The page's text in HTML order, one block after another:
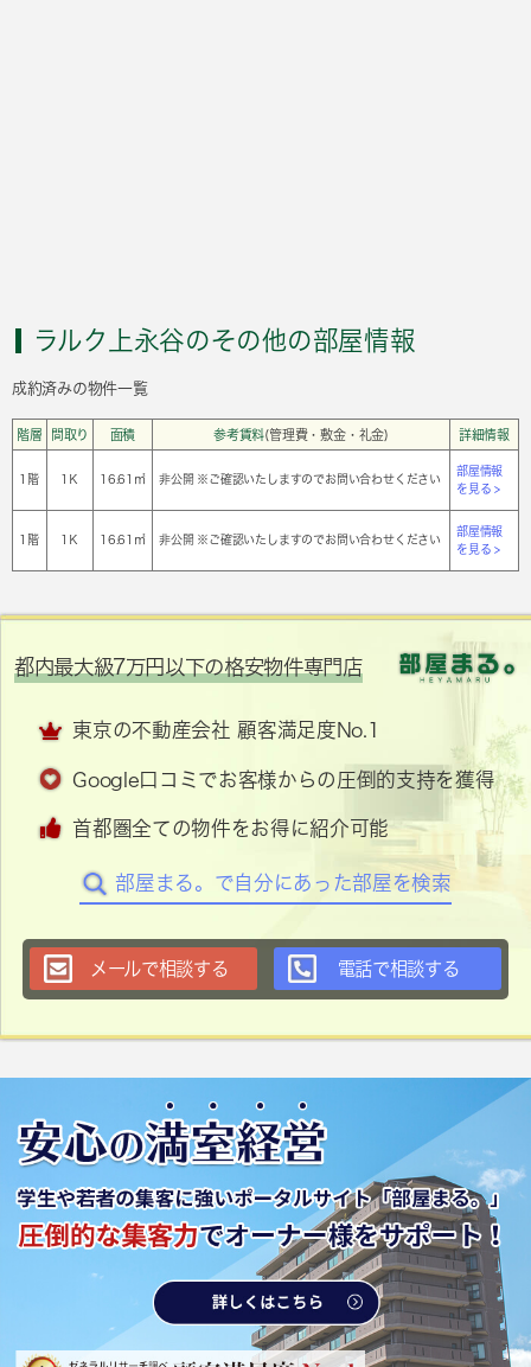
ラルク上永谷のその他の部屋情報
成約済みの物件一覧
階層 間取り 面積 参考賃料(管理費・敷金・礼金) 詳細情報
1階 1Ｋ 16.61㎡ 非公開 ※ご確認いたしますのでお問い合わせください
部屋情報
を見る >
1階 1Ｋ 16.61㎡ 非公開 ※ご確認いたしますのでお問い合わせください
部屋情報
を見る >
都内最大級7万円以下の格安物件専門店
東京の不動産会社 顧客満足度No.1
Google口コミでお客様からの圧倒的支持を獲得
首都圏全ての物件をお得に紹介可能
部屋まる。で自分にあった部屋を検索
メールで相談する 電話で相談する